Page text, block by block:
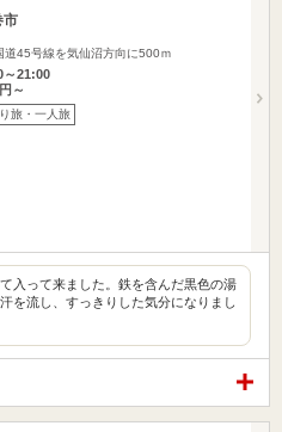
市
道45号線を気仙沼方向に500ｍ
～21:00
～
旅・一人旅
入って来ました。鉄を含んだ黒色の湯
を流し、すっきりした気分になりまし